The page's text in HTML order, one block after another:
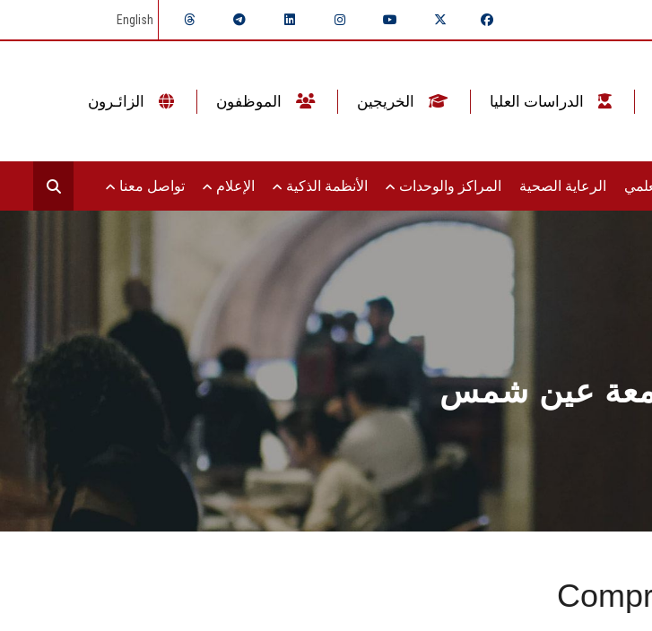
English
الرعاية الصحية المراكز والوحدات الأنظمة الذكية الإعلام تواصل معنا
عين شمس